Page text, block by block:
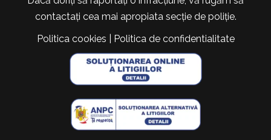
contactați cea mai apropiata secție de poliție.
Politica cookies
Politica de confidentialitate